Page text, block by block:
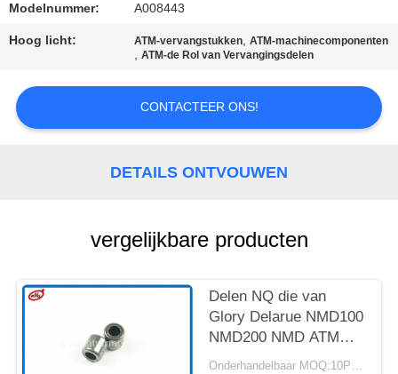
NIEUWS
VRAAG
SITEMAP
PRIVACYBELEID
Modelnummer: A008443
Hoog licht: ATM-vervangstukken,ATM-machinecomponenten
,ATM-de Rol van Vervangingsdelen
CONTACTEER ONS!
DETAILS ONTVOUWEN
vergelijkbare producten
Delen NQ die van
Glory Delarue NMD100
NMD200 NMD ATM
4*8*8 A001593 dragen Onderhandelbaar MOQ:10PCS